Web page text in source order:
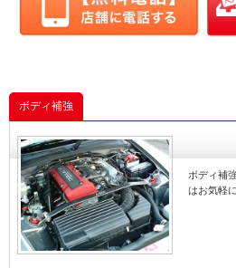
ボディ補強
ボディ補
はお気軽